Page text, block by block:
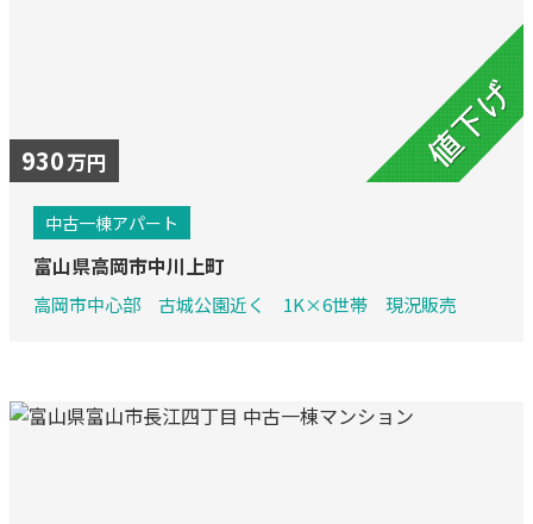
930万円
中古一棟アパート
富山県高岡市中川上町
高岡市中心部 古城公園近く 1K×6世帯 現況販売